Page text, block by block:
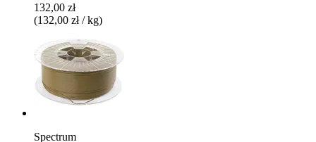
132,00 zł
(132,00 zł / kg)
Spectrum